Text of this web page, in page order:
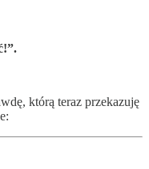
którą teraz przekazuję